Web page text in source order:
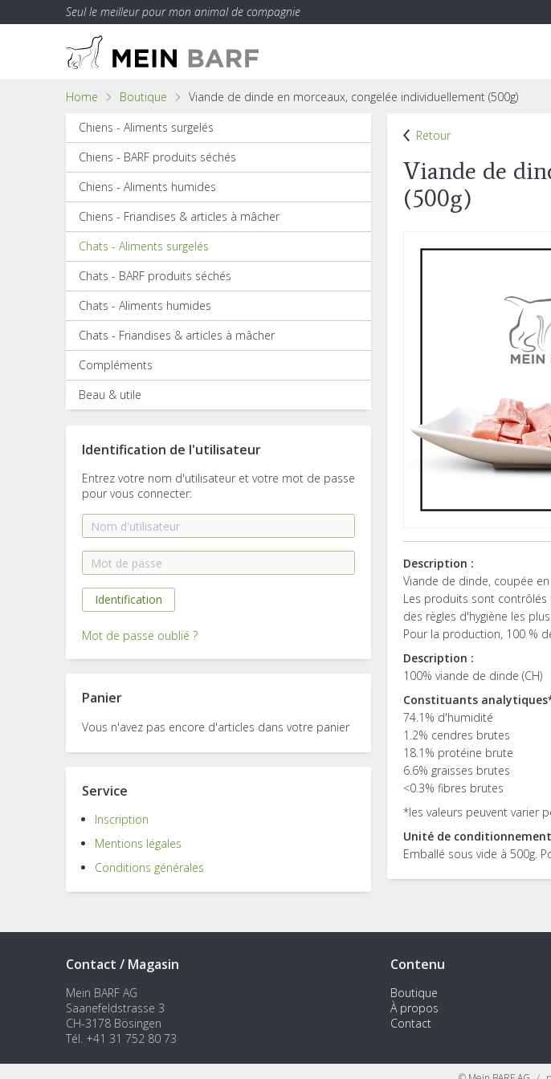
Seul le meilleur pour mon animal de compagnie
Home Boutique Viande de dinde en morceaux, congelée individuellement (500g)
Retour
Viande de
(500g)
Description :
Viande de dinde, coupée
Les produits sont contrôlés
des règles d'hygiène les
Pour la production, 100 %
Description :
100% viande de dinde (CH)
Constituants
74.1% d'humidité
1.2% cendres brutes
18.1% protéine brute
6.6% graisses brutes
<0.3% fibres brutes
*les valeurs peuvent varier
Unité de
Emballé sous vide à 500g.
Chiens - Aliments surgelés
Chiens - BARF produits séchés
Chiens - Aliments humides
Chiens - Friandises & articles à mâcher
Chats - Aliments surgelés
Chats - BARF produits séchés
Chats - Aliments humides
Chats - Friandises & articles à mâcher
Compléments
Beau & utile
Identification de l'utilisateur
Entrez votre nom d'utilisateur et votre mot de passe
pour vous connecter:
Mot de passe oublié ?
Panier
Vous n'avez pas encore d'articles dans votre panier
Service
Inscription
Mentions légales
Conditions générales
Contact / Magasin
Mein BARF AG
Saanefeldstrasse 3
CH-3178 Bösingen
Tél. +41 31 752 80 73
Contenu
Boutique
À propos
Contact